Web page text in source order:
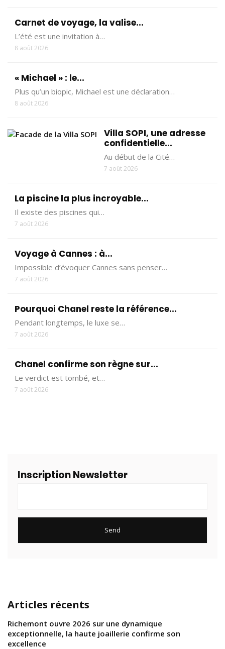
Carnet de voyage, la valise...
L’été est une invitation à…
8 août 2026
« Michael » : le...
Plus qu’un biopic, Michael est une déclaration…
8 août 2026
Villa SOPI, une adresse
confidentielle...
Au début de la Cité…
7 août 2026
La piscine la plus incroyable...
Il existe des piscines qui…
7 août 2026
Voyage à Cannes : à...
Impossible d’évoquer Cannes sans penser…
7 août 2026
Pourquoi Chanel reste la référence...
Pendant longtemps, le luxe se…
7 août 2026
Chanel confirme son règne sur...
Le verdict est tombé, et…
7 août 2026
Inscription Newsletter
Articles récents
Richemont ouvre 2026 sur une dynamique
exceptionnelle, la haute joaillerie confirme son
excellence